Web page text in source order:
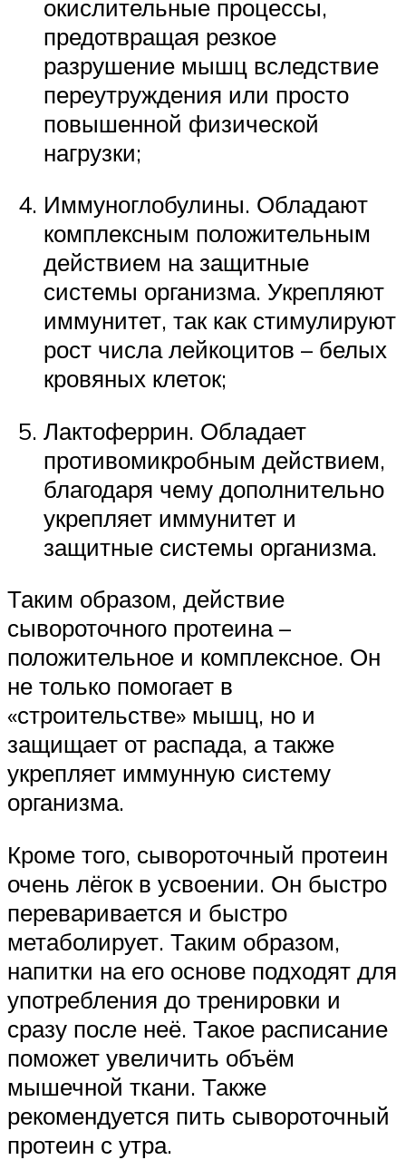
окислительные процессы,
предотвращая резкое
разрушение мышц вследствие
переутруждения или просто
повышенной физической
нагрузки;
Иммуноглобулины. Обладают
комплексным положительным
действием на защитные
системы организма. Укрепляют
иммунитет, так как стимулируют
рост числа лейкоцитов – белых
кровяных клеток;
Лактоферрин. Обладает
противомикробным действием,
благодаря чему дополнительно
укрепляет иммунитет и
защитные системы организма.
Таким образом, действие
сывороточного протеина –
положительное и комплексное. Он
не только помогает в
«строительстве» мышц, но и
защищает от распада, а также
укрепляет иммунную систему
организма.
Кроме того, сывороточный протеин
очень лёгок в усвоении. Он быстро
переваривается и быстро
метаболирует. Таким образом,
напитки на его основе подходят для
употребления до тренировки и
сразу после неё. Такое расписание
поможет увеличить объём
мышечной ткани. Также
рекомендуется пить сывороточный
протеин с утра.